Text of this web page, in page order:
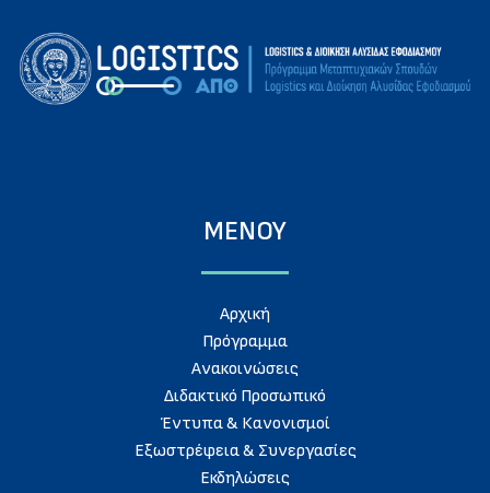
ΜΕΝΟΥ
Aρχική
Πρόγραμμα
Ανακοινώσεις
Διδακτικό Προσωπικό
Έντυπα & Κανονισμοί
Εξωστρέφεια & Συνεργασίες
Εκδηλώσεις